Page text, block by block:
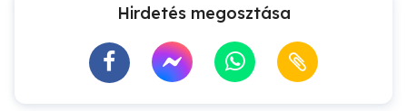
Hirdetés megosztása